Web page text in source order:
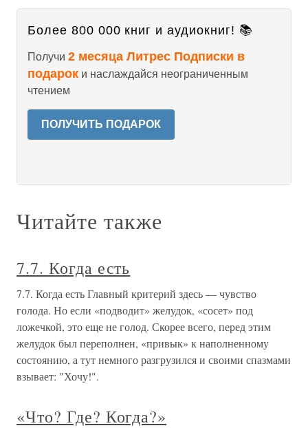
Более 800 000 книг и аудиокниг! 📚
Получи 2 месяца Литрес Подписки в
подарок и наслаждайся неограниченным
чтением
ПОЛУЧИТЬ ПОДАРОК
Читайте также
7.7. Когда есть
7.7. Когда есть Главный критерий здесь — чувство
голода. Но если «подводит» желудок, «сосет» под
ложечкой, это еще не голод. Скорее всего, перед этим
желудок был переполнен, «привык» к наполненному
состоянию, а тут немного разгрузился и своими спазмами
взывает: "Хочу!".
«Что? Где? Когда?»